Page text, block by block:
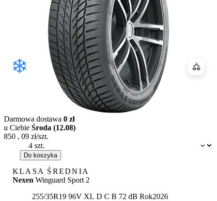
Dostępność:
Darmowa dostawa 0 zł
u Ciebie Środa (12.08)
850 , 09 zł/szt.
Do koszyka
KLASA ŚREDNIA
Nexen Winguard Sport 2
255/35R19 96V XL Etykieta:
D C B 72 dB Rok2026